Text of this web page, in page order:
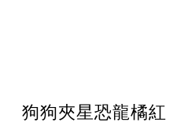
狗狗夾星恐龍橘紅